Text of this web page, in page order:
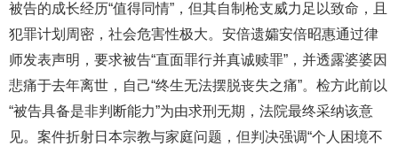
被告的成长经历“值得同情”，但其自制枪支威力足以致命，且
犯罪计划周密，社会危害性极大。安倍遗孀安倍昭惠通过律
师发表声明，要求被告“直面罪行并真诚赎罪”，并透露婆婆因
悲痛于去年离世，自己“终生无法摆脱丧失之痛”。检方此前以
“被告具备是非判断能力”为由求刑无期，法院最终采纳该意
见。案件折射日本宗教与家庭问题，但判决强调“个人困境不